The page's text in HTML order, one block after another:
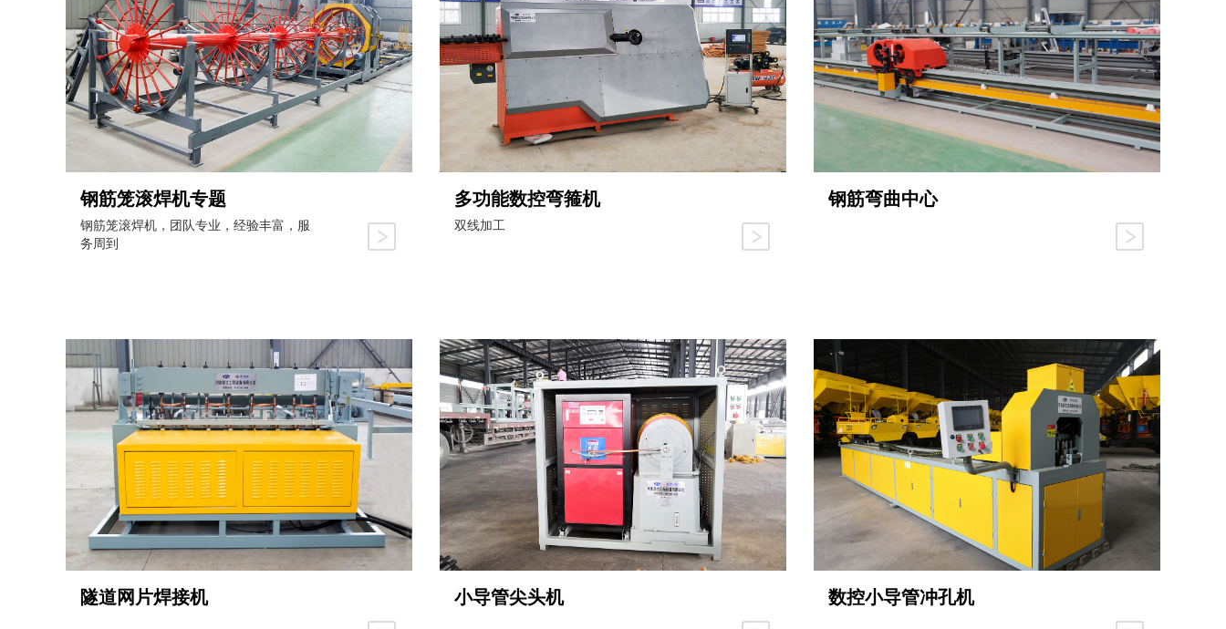
钢筋笼滚焊机专题
钢筋笼滚焊机，团队专业，经验丰富，服
务周到
多功能数控弯箍机
双线加工
钢筋弯曲中心
隧道网片焊接机 小导管尖头机 数控小导管冲孔机